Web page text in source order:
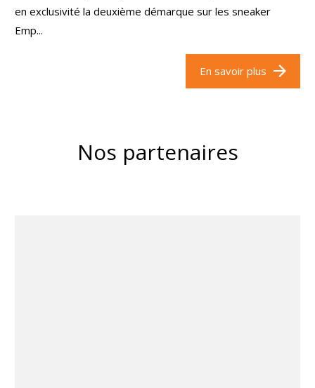
en exclusivité la deuxième démarque sur les sneaker
Emp...
En savoir plus
Nos partenaires